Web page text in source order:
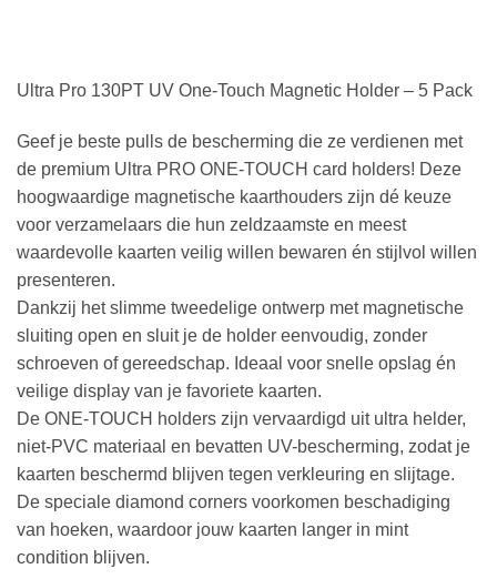
Ultra Pro 130PT UV One-Touch Magnetic Holder – 5 Pack
Geef je beste pulls de bescherming die ze verdienen met
de premium Ultra PRO ONE-TOUCH card holders! Deze
hoogwaardige magnetische kaarthouders zijn dé keuze
voor verzamelaars die hun zeldzaamste en meest
waardevolle kaarten veilig willen bewaren én stijlvol willen
presenteren.
Dankzij het slimme tweedelige ontwerp met magnetische
sluiting open en sluit je de holder eenvoudig, zonder
schroeven of gereedschap. Ideaal voor snelle opslag én
veilige display van je favoriete kaarten.
De ONE-TOUCH holders zijn vervaardigd uit ultra helder,
niet-PVC materiaal en bevatten UV-bescherming, zodat je
kaarten beschermd blijven tegen verkleuring en slijtage.
De speciale diamond corners voorkomen beschadiging
van hoeken, waardoor jouw kaarten langer in mint
condition blijven.